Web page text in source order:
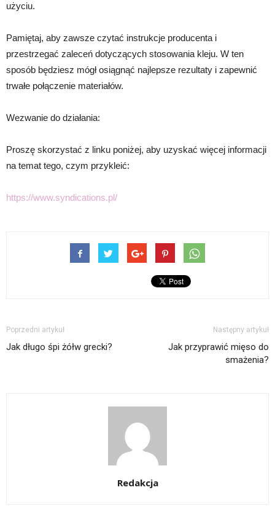
użyciu.
Pamiętaj, aby zawsze czytać instrukcje producenta i
przestrzegać zaleceń dotyczących stosowania kleju. W ten
sposób będziesz mógł osiągnąć najlepsze rezultaty i zapewnić
trwałe połączenie materiałów.
Wezwanie do działania:
Proszę skorzystać z linku poniżej, aby uzyskać więcej informacji
na temat tego, czym przykleić:
https://www.syndications.pl/
Poprzedni artykuł
Jak długo śpi żółw grecki?
Następny artykuł
Jak przyprawić mięso do
smażenia?
Redakcja